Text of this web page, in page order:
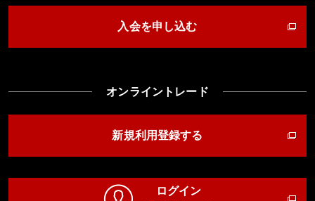
入会を申し込む
オンライントレード
新規利用登録する
ログイン